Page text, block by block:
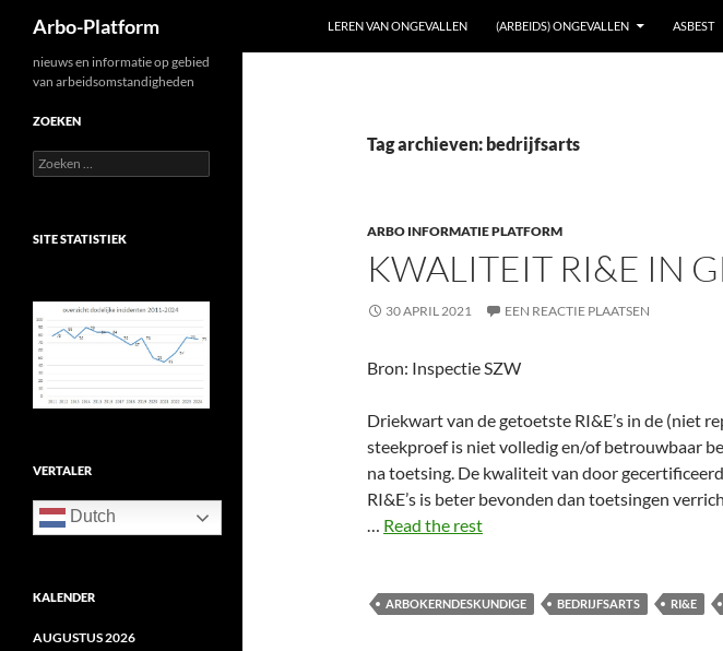
Arbo-Platform LEREN VAN ONGEVALLEN (ARBEIDS) ONGEVALLEN ASBEST
Tag archieven: bedrijfsarts
ARBO INFORMATIE PLATFORM
KWALITEIT RI&E IN
30 APRIL 2021 EEN REACTIE PLAATSEN
Bron: Inspectie SZW
Driekwart van de getoetste RI&E’s in de (niet
steekproef is niet volledig en/of betrouwbaar
na toetsing. De kwaliteit van door
RI&E’s is beter bevonden dan toetsingen
… Read the rest
ARBOKERNDESKUNDIGE BEDRIJFSARTS RI&E
nieuws en informatie op gebied
van arbeidsomstandigheden
ZOEKEN
Zoeken
naar:
SITE STATISTIEK
VERTALER
Dutch
KALENDER
AUGUSTUS 2026